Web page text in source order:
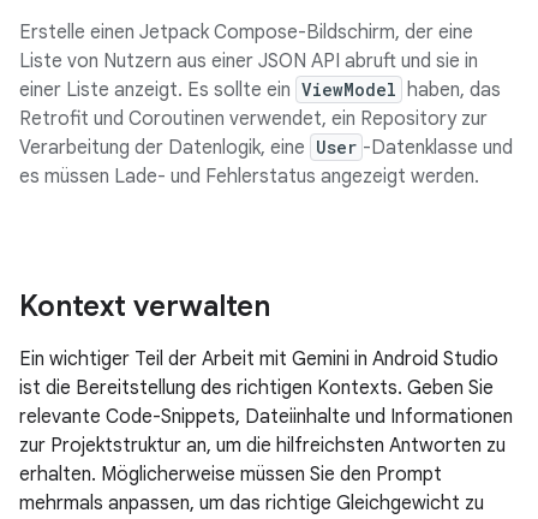
Erstelle einen Jetpack Compose-Bildschirm, der eine
Liste von Nutzern aus einer JSON API abruft und sie in
einer Liste anzeigt. Es sollte ein ViewModel haben, das
Retrofit und Coroutinen verwendet, ein Repository zur
Verarbeitung der Datenlogik, eine User -Datenklasse und
es müssen Lade- und Fehlerstatus angezeigt werden.
Kontext verwalten
Ein wichtiger Teil der Arbeit mit Gemini in Android Studio
ist die Bereitstellung des richtigen Kontexts. Geben Sie
relevante Code-Snippets, Dateiinhalte und Informationen
zur Projektstruktur an, um die hilfreichsten Antworten zu
erhalten. Möglicherweise müssen Sie den Prompt
mehrmals anpassen, um das richtige Gleichgewicht zu